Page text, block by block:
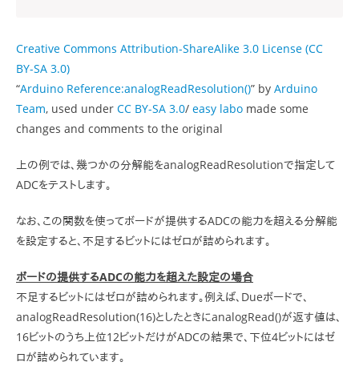
Creative Commons Attribution-ShareAlike 3.0 License (CC
BY-SA 3.0)
“Arduino Reference:analogReadResolution()” by Arduino
Team, used under CC BY-SA 3.0/ easy labo made some
changes and comments to the original
上の例では、幾つかの分解能をanalogReadResolutionで指定して
ADCをテストします。
なお、この関数を使ってボードが提供するADCの能力を超える分解能
を設定すると、不足するビットにはゼロが詰められます。
ボードの提供するADCの能力を超えた設定の場合
不足するビットにはゼロが詰められます。例えば、Dueボードで、
analogReadResolution(16)としたときにanalogRead()が返す値は、
16ビットのうち上位12ビットだけがADCの結果で、下位4ビットにはゼ
ロが詰められています。